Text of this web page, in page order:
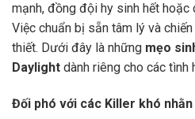
mạnh, đồng đội hy sinh hết hoặc
Việc chuẩn bị sẵn tâm lý và
thiết. Dưới đây là những mẹo
Daylight dành riêng cho các tình
Đối phó với các Killer khó nhằn